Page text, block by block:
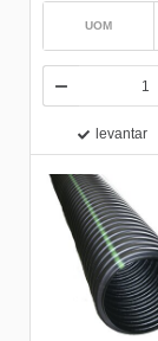
UOM
levantar